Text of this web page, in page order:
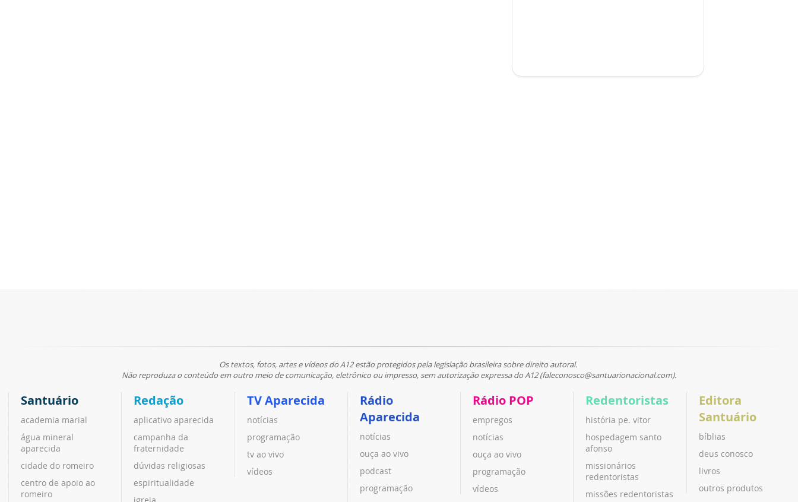
Os textos, fotos, artes e vídeos do A12 estão protegidos pela legislação brasileira sobre direito autoral.
Não reproduza o conteúdo em outro meio de comunicação, eletrônico ou impresso, sem autorização expressa do A12 (faleconosco@santuarionacional.com).
Santuário
academia marial
água mineral
aparecida
cidade do romeiro
centro de apoio ao
romeiro
Redação
aplicativo aparecida
campanha da
fraternidade
dúvidas religiosas
espiritualidade
igreja
TV Aparecida
notícias
programação
tv ao vivo
vídeos
Rádio
Aparecida
notícias
ouça ao vivo
podcast
programação
Rádio POP
empregos
notícias
ouça ao vivo
programação
vídeos
Redentoristas
história pe. vitor
hospedagem santo
afonso
missionários
redentoristas
missões redentoristas
Editora
Santuário
bíblias
deus conosco
livros
outros produtos